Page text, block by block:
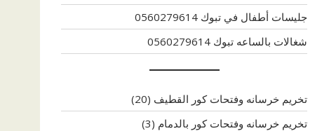
جليسات أطفال في تبوك 0560279614
شغالات بالساعه تبوك 0560279614
تخريم خرسانه وفتحات كور القطيف (20)
تخريم خرسانه وفتحات كور بالدمام (3)